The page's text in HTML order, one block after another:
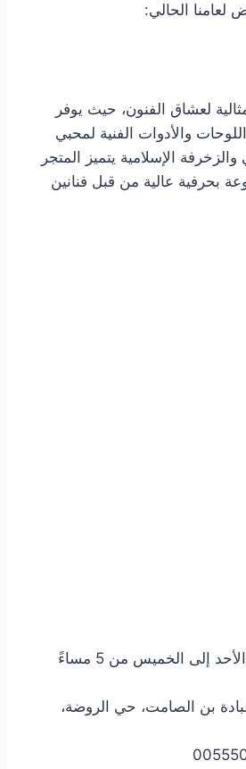
لعامنا الحالي:
لعشاق الفنون، حيث يوفر
والأدوات الفنية لمحبي
الإسلامية يتميز المتجر
بحرفية عالية من قبل فنانين
ساعات العمل: الأحد إلى الخميس من 5 مساءً
بن الصامت، حي الروضة،